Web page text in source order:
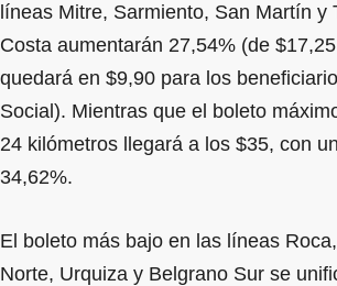
líneas Mitre, Sarmiento, San Martín y
Costa aumentarán 27,54% (de
quedará en $9,90 para los
Social). Mientras que el boleto
24 kilómetros llegará a los $35, con
34,62%.
El boleto más bajo en las líneas
Norte, Urquiza y Belgrano Sur se